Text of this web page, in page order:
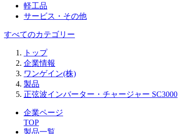
軽工品
サービス・その他
すべてのカテゴリー
トップ
企業情報
ワンゲイン(株)
製品
正弦波インバーター・チャージャー SC3000
企業ページ
TOP
製品一覧